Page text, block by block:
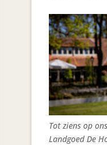
Tot ziens op ons
Landgoed De